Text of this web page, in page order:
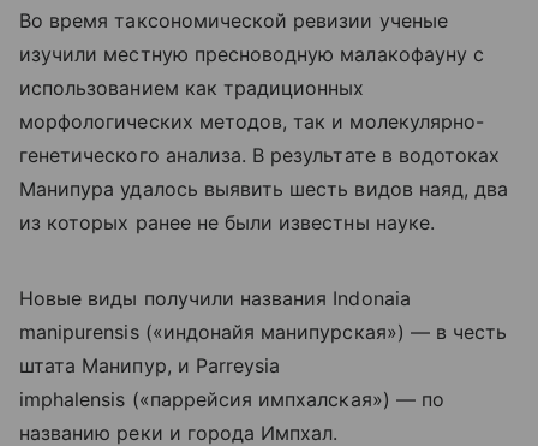
Во время таксономической ревизии ученые
изучили местную пресноводную малакофауну с
использованием как традиционных
морфологических методов, так и молекулярно-
генетического анализа. В результате в водотоках
Манипура удалось выявить шесть видов наяд, два
из которых ранее не были известны науке.
Новые виды получили названия Indonaia
manipurensis («индонайя манипурская») — в честь
штата Манипур, и Parreysia
imphalensis («паррейсия импхалская») — по
названию реки и города Импхал.